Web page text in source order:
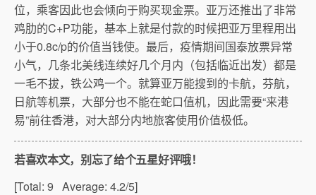
位，乘客因此也会倾向于购买现金票。亚万还推出了非常
鸡肋的C+P功能，基本上就是付款的时候把亚万里程用出
小于0.8c/p的价值当钱使。最后，疫情期间国泰放票异常
小气，几条北美线连续好几个月内（包括临近出发）都是
一毛不拔，铁公鸡一个。就算亚万能搜到的卡航，芬航，
日航等机票，大部分也不能在蛇口值机，因此需要“来港
易”前往香港，对大部分内地旅客使用价值极低。
若喜欢本文，别忘了给个五星好评哦！
[Total: 9 Average: 4.2/5]